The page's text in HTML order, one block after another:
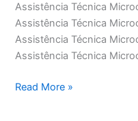
Assistência Técnica
Assistência Técnica
Assistência Técnica
Assistência Técnica
Assistência
Read More »